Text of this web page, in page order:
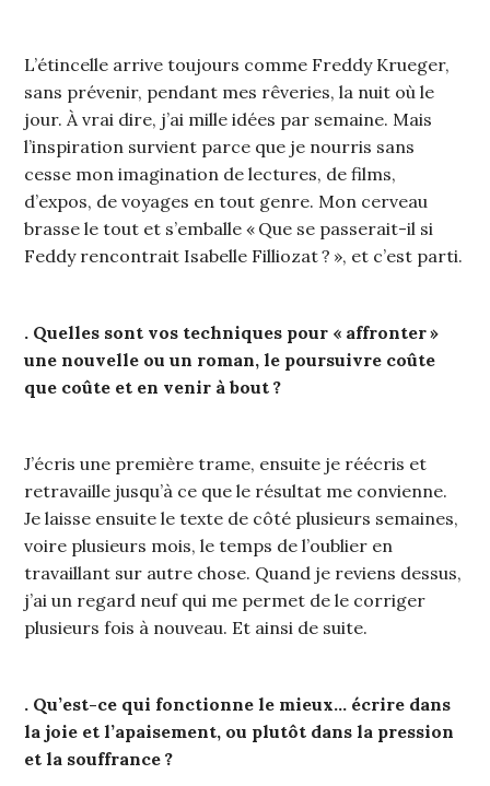
L’étincelle arrive toujours comme Freddy Krueger,
sans prévenir, pendant mes rêveries, la nuit où le
jour. À vrai dire, j’ai mille idées par semaine. Mais
l’inspiration survient parce que je nourris sans
cesse mon imagination de lectures, de films,
d’expos, de voyages en tout genre. Mon cerveau
brasse le tout et s’emballe « Que se passerait-il si
Feddy rencontrait Isabelle Filliozat ? », et c’est parti.
. Quelles sont vos techniques pour « affronter »
une nouvelle ou un roman, le poursuivre coûte
que coûte et en venir à bout ?
J’écris une première trame, ensuite je réécris et
retravaille jusqu’à ce que le résultat me convienne.
Je laisse ensuite le texte de côté plusieurs semaines,
voire plusieurs mois, le temps de l’oublier en
travaillant sur autre chose. Quand je reviens dessus,
j’ai un regard neuf qui me permet de le corriger
plusieurs fois à nouveau. Et ainsi de suite.
. Qu’est-ce qui fonctionne le mieux… écrire dans
la joie et l’apaisement, ou plutôt dans la pression
et la souffrance ?